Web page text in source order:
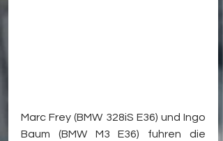
Marc Frey (BMW 328iS E36) und Ingo
Baum (BMW M3 E36) fuhren die